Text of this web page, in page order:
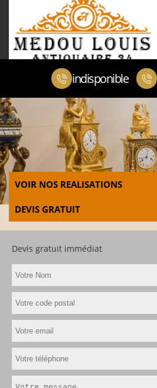
indisponible
VOIR NOS REALISATIONS
DEVIS GRATUIT
Devis gratuit immédiat